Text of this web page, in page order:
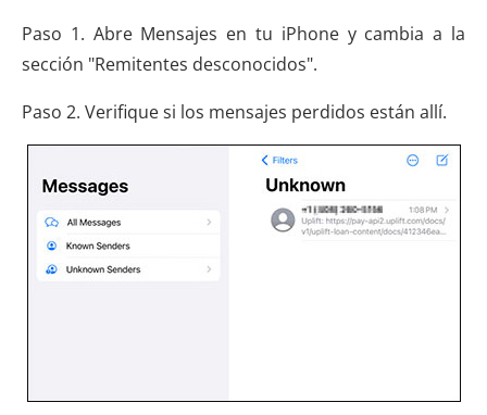
Paso 1. Abre Mensajes en tu iPhone y cambia a la
sección "Remitentes desconocidos".
Paso 2. Verifique si los mensajes perdidos están allí.